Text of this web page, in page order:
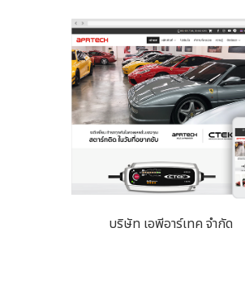
บริษัท เอพีอาร์เทค จำกัด